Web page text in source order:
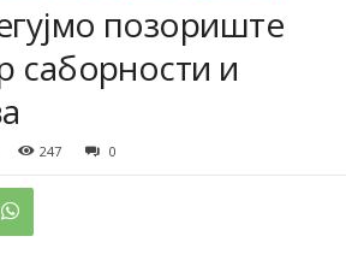
позориште
саборности и
247 0